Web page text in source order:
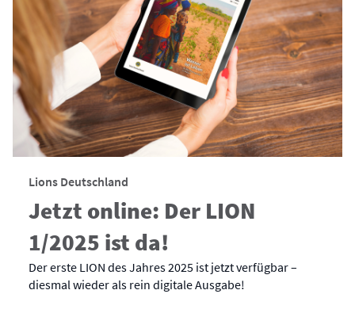
Lions Deutschland
Jetzt online: Der LION
1/2025 ist da!
Der erste LION des Jahres 2025 ist jetzt verfügbar –
diesmal wieder als rein digitale Ausgabe!